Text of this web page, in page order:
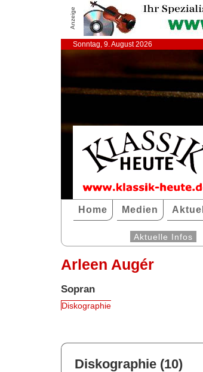
Anzeige
Sonntag, 9. August 2026
Home Medien
Aktuelle Infos
Arleen Augér
Sopran
Diskographie
Diskographie (10)